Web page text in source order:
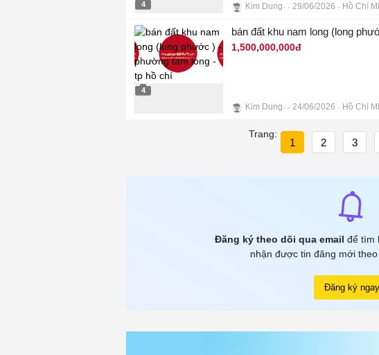
4 Kim Dung 29/06/2026 Hồ Chí
4
bán đất khu nam long (long
1,500,000,000đ
Kim Dung 24/06/2026 Hồ Chí
Trang:
1 2 3
Đăng ký theo dõi qua email để tìm
nhận được tin đăng mới
Đăng ký ngay